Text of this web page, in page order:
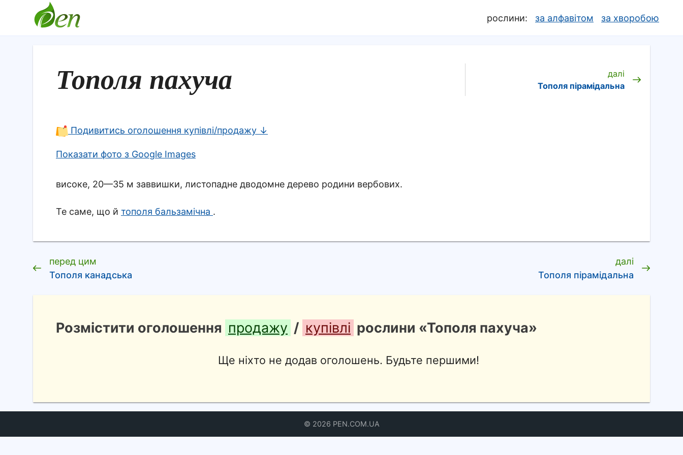
рослини: за алфавітом за хворобою
Тополя пахуча
далі
Тополя пірамідальна
Подивитись оголошення купівлі/продажу ↓
Показати фото з Google Images
високе, 20—35 м заввишки, листопадне дводомне дерево родини вербових.
Те саме, що й тополя бальзамічна .
перед цим
Тополя канадська
далі
Тополя пірамідальна
Розмістити оголошення продажу / купівлі рослини «Тополя пахуча»
Ще ніхто не додав оголошень. Будьте першими!
© 2026 PEN.COM.UA